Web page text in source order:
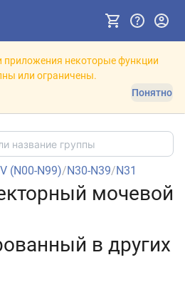
приложения некоторые функции
или ограничены.
Понятно
(N00-N99)/N30-N39/N31
мочевой
в других